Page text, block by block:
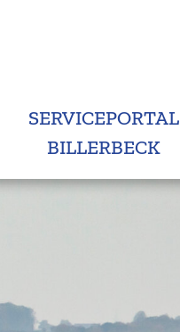
SERVICEPORTAL
BILLERBECK